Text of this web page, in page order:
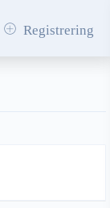
Registrering